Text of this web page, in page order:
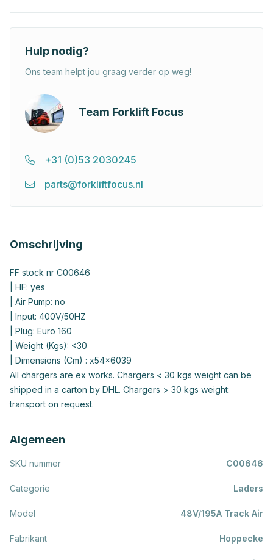
Hulp nodig?
Ons team helpt jou graag verder op weg!
Team Forklift Focus
+31 (0)53 2030245
parts@forkliftfocus.nl
Omschrijving
FF stock nr C00646
| HF: yes
| Air Pump: no
| Input: 400V/50HZ
| Plug: Euro 160
| Weight (Kgs): <30
| Dimensions (Cm) : x54x6039
All chargers are ex works. Chargers < 30 kgs weight can be
shipped in a carton by DHL. Chargers > 30 kgs weight:
transport on request.
Algemeen
SKU nummer C00646
Categorie Laders
Model 48V/195A Track Air
Fabrikant Hoppecke